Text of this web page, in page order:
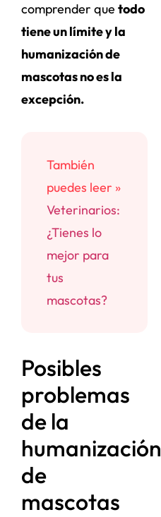
comprender que todo
tiene un límite y la
humanización de
mascotas no es la
excepción.
También
puedes leer »
Veterinarios:
¿Tienes lo
mejor para
tus
mascotas?
Posibles
problemas
de la
humanización
de
mascotas